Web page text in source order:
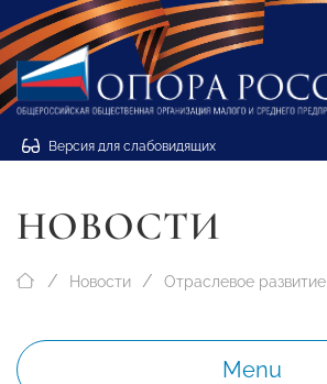
Версия для слабовидящих
НОВОСТИ
Новости Отраслевое развитие
Menu